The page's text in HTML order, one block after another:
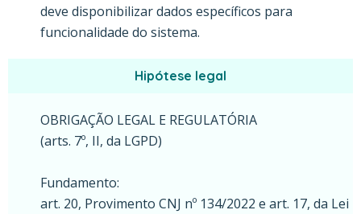
deve disponibilizar dados específicos para
funcionalidade do sistema.
Hipótese legal
OBRIGAÇÃO LEGAL E REGULATÓRIA
(arts. 7º, II, da LGPD)
Fundamento:
art. 20, Provimento CNJ nº 134/2022 e art. 17, da Lei